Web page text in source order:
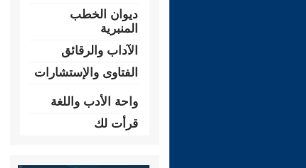
ديوان الخطب
المنبرية
الآداب والرقائق
الفتاوى والإستشارات
واحة الأدب واللغة
قرأت لك